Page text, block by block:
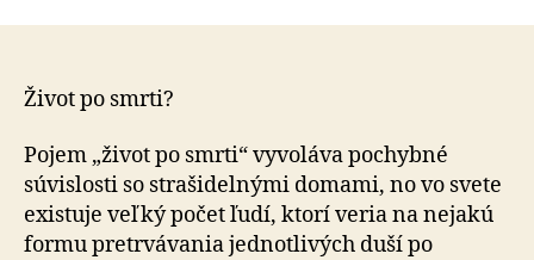
Život po smrti?
Pojem „život po smrti“ vyvoláva pochybné
súvislosti so strašidelnými domami, no vo svete
existuje veľký počet ľudí, ktorí veria na nejakú
formu pretrvávania jednotlivých duší po